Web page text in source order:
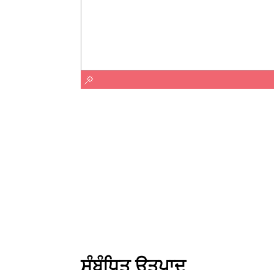
ਸੰਬੰਧਿਤ ਉਤਪਾਦ